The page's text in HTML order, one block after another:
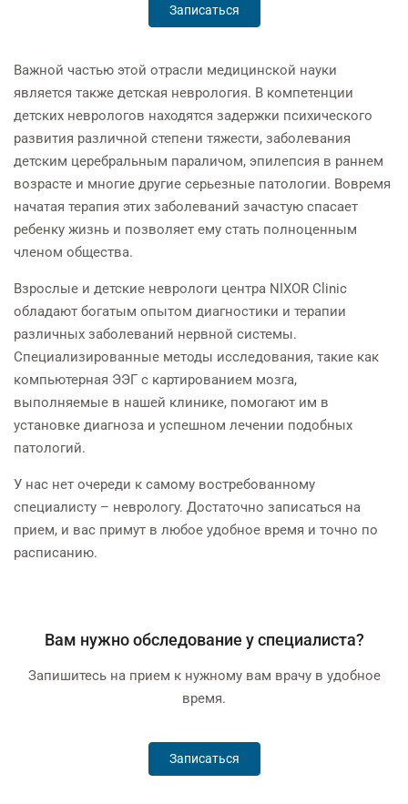
Записаться
Важной частью этой отрасли медицинской науки
является также детская неврология. В компетенции
детских неврологов находятся задержки психического
развития различной степени тяжести, заболевания
детским церебральным параличом, эпилепсия в раннем
возрасте и многие другие серьезные патологии. Вовремя
начатая терапия этих заболеваний зачастую спасает
ребенку жизнь и позволяет ему стать полноценным
членом общества.
Взрослые и детские неврологи центра NIXOR Clinic
обладают богатым опытом диагностики и терапии
различных заболеваний нервной системы.
Специализированные методы исследования, такие как
компьютерная ЭЭГ с картированием мозга,
выполняемые в нашей клинике, помогают им в
установке диагноза и успешном лечении подобных
патологий.
У нас нет очереди к самому востребованному
специалисту – неврологу. Достаточно записаться на
прием, и вас примут в любое удобное время и точно по
расписанию.
Вам нужно обследование у специалиста?
Запишитесь на прием к нужному вам врачу в удобное
время.
Записаться